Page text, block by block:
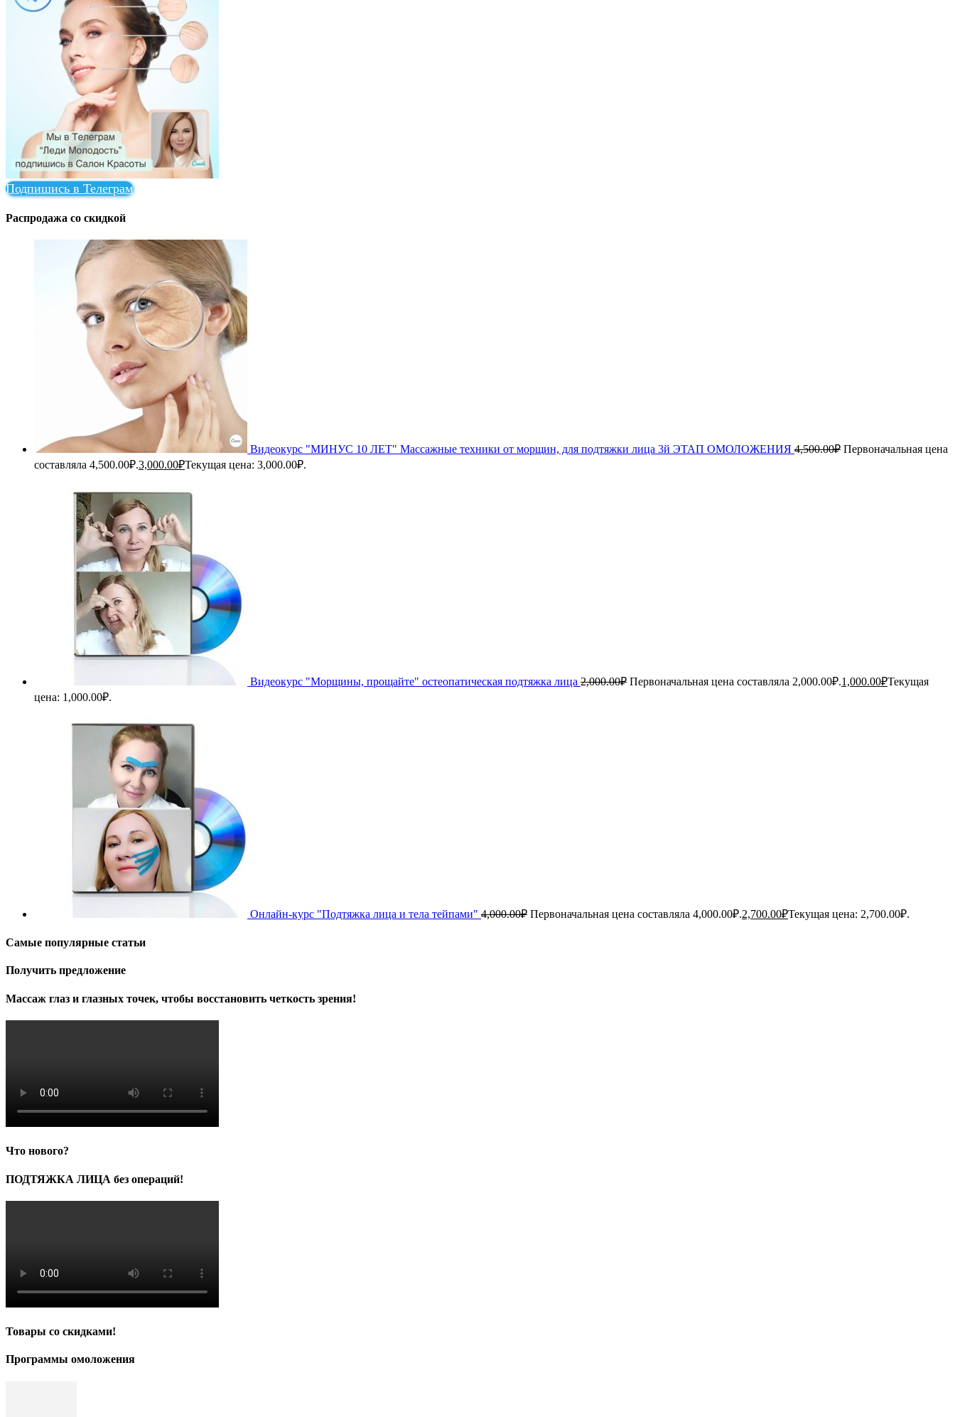
Подпишись в Телеграм
Распродажа со скидкой
Видеокурс "МИНУС 10 ЛЕТ" Массажные техники от морщин, для подтяжки лица 3й ЭТАП ОМОЛОЖЕНИЯ 4,500.00₽ Первоначальная цена
составляла 4,500.00₽.3,000.00₽Текущая цена: 3,000.00₽.
Видеокурс "Морщины, прощайте" остеопатическая подтяжка лица 2,000.00₽ Первоначальная цена составляла 2,000.00₽.1,000.00₽Текущая
цена: 1,000.00₽.
Онлайн-курс "Подтяжка лица и тела тейпами" 4,000.00₽ Первоначальная цена составляла 4,000.00₽.2,700.00₽Текущая цена: 2,700.00₽.
Самые популярные статьи
Получить предложение
Массаж глаз и глазных точек, чтобы восстановить четкость зрения!
Что нового?
ПОДТЯЖКА ЛИЦА без операций!
Товары со скидками!
Программы омоложения